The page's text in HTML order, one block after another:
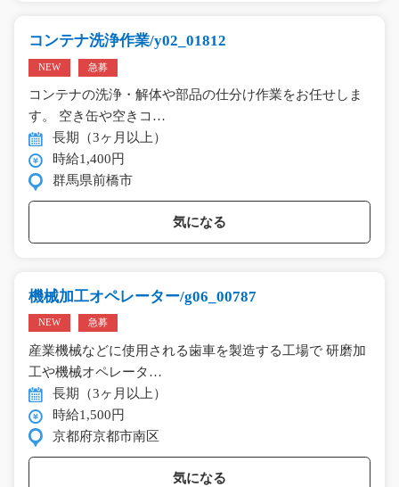
コンテナ洗浄作業/y02_01812
NEW 急募
コンテナの洗浄・解体や部品の仕分け作業をお任せしま
す。 空き缶や空きコ…
長期（3ヶ月以上）
時給1,400円
群馬県前橋市
気になる
機械加工オペレーター/g06_00787
NEW 急募
産業機械などに使用される歯車を製造する工場で 研磨加
工や機械オペレータ…
長期（3ヶ月以上）
時給1,500円
京都府京都市南区
気になる